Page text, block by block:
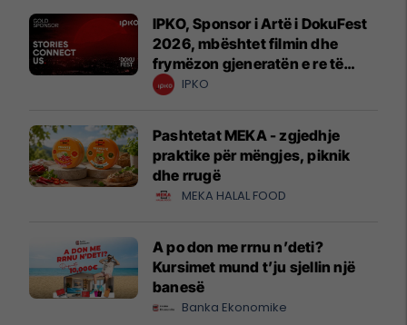
IPKO, Sponsor i Artë i DokuFest
2026, mbështet filmin dhe
frymëzon gjeneratën e re të
krijuesve
IPKO
Pashtetat MEKA - zgjedhje
praktike për mëngjes, piknik
dhe rrugë
MEKA HALAL FOOD
A po don me rrnu n’deti?
Kursimet mund t’ju sjellin një
banesë
Banka Ekonomike